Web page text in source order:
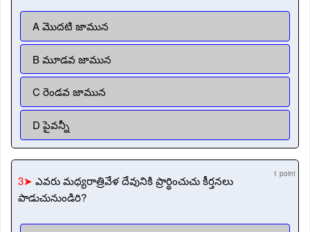
A మొదటి జామున
B మూడవ జామున
C రెండవ జామున
D పైవన్నీ
3➤ ఎవరు మధ్యరాత్రివేళ దేవునికి ప్రార్థించుచు కీర్తనలు
పాడుచునుండిరి?
1 point